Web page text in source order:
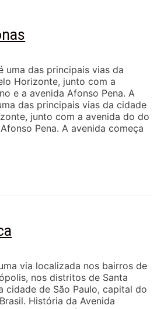
uma das principais vias da
Horizonte, junto com a
e a avenida Afonso Pena. A
das principais vias da cidade
junto com a avenida do do
Pena. A avenida começa
via localizada nos bairros de
nos distritos de Santa
cidade de São Paulo, capital do
História da Avenida